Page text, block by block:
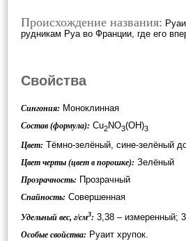
Происхождение названия:
рудникам Руа во Франции, где его
Свойства
Сингония: Моноклинная
Состав (формула): Cu2NO3(OH)3
Цвет: Тёмно-зелёный, сине-зелёный
Цвет черты (цвет в порошке): Зелёный
Прозрачность: Прозрачный
Спайность: Совершенная
Удельный вес, г/см3: 3,38 – измеренный;
Особые свойства: Руаит хрупок.